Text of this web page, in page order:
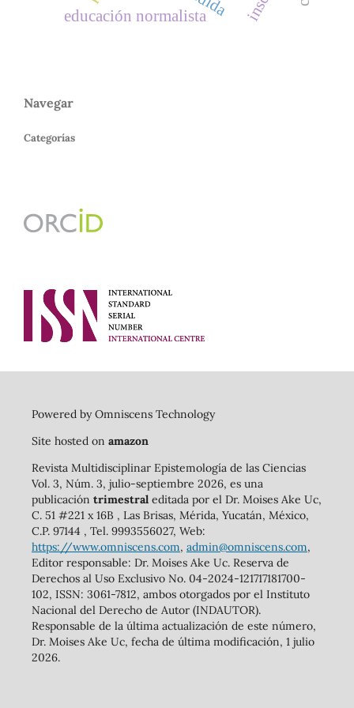
educación normalista
Navegar
Categorías
Powered by Omniscens Technology
Site hosted on amazon
Revista Multidisciplinar Epistemología de las Ciencias
Vol. 3, Núm. 3, julio-septiembre 2026, es una
publicación trimestraleditada por el Dr. Moises Ake Uc,
C. 51 #221 x 16B , Las Brisas, Mérida, Yucatán, México,
C.P. 97144 , Tel. 9993556027, Web:
https://www.omniscens.com, admin@omniscens.com,
Editor responsable: Dr. Moises Ake Uc. Reserva de
Derechos al Uso Exclusivo No. 04-2024-121717181700-
102, ISSN: 3061-7812, ambos otorgados por el Instituto
Nacional del Derecho de Autor (INDAUTOR).
Responsable de la última actualización de este número,
Dr. Moises Ake Uc, fecha de última modificación, 1 julio
2026.